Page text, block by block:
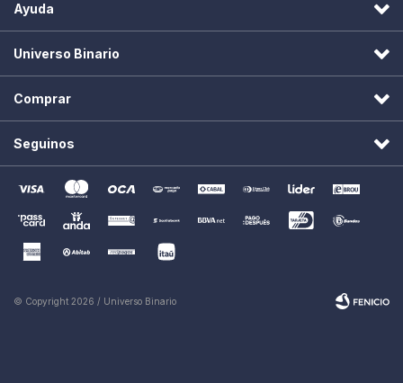
Ayuda
Universo Binario
Comprar
Seguinos
© Copyright 2026 / Universo Binario